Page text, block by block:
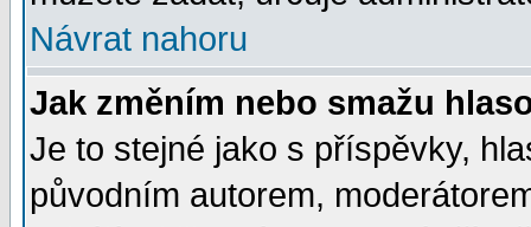
Návrat nahoru
Jak změním nebo smažu
Je to stejné jako s příspěvky,
původním autorem,